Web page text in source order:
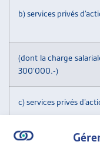
b) services privés
(dont la charge
300’000.-)
c) services privés